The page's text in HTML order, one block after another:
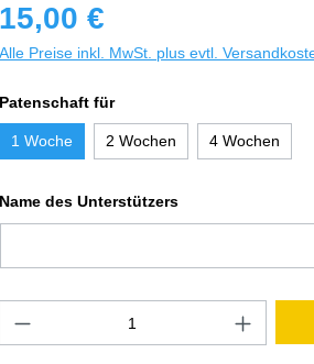
15,00 €
Alle Preise inkl. MwSt. plus evtl.
Patenschaft für
1 Woche 2 Wochen 4 Wochen
Name des Unterstützers